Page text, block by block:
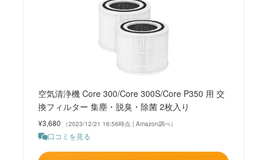
空気清浄機 Core 300/Core 300S/Core P350 用 交
換フィルター 集塵・脱臭・除菌 2枚入り
¥3,680 （2023/12/21 16:56時点 | Amazon調べ）
口コミを見る